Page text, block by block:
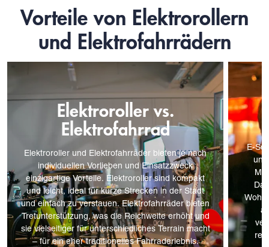
Vorteile von Elektrorollern
und Elektrofahrrädern
Elektroroller vs.
Elektrofahrrad
Elektroroller und Elektrofahrräder bieten je nach
individuellen Vorlieben und Einsatzzweck
einzigartige Vorteile. Elektroroller sind kompakt
und leicht, ideal für kurze Strecken in der Stadt
und einfach zu verstauen. Elektrofahrräder bieten
Tretunterstützung, was die Reichweite erhöht und
sie vielseitiger für unterschiedliches Terrain macht
– für ein eher traditionelles Fahrraderlebnis.
E-